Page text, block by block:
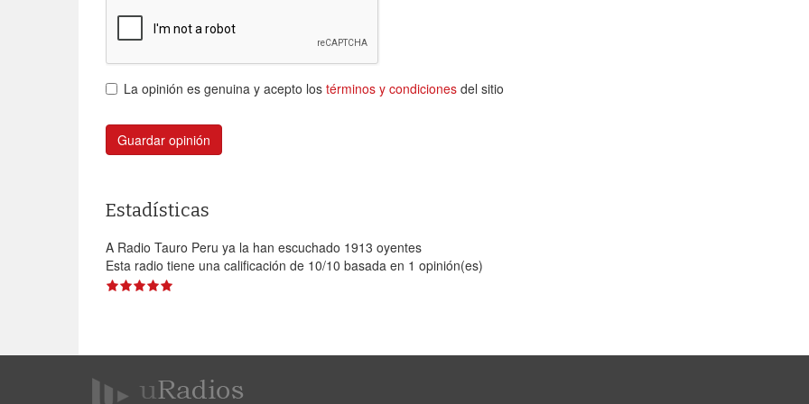
La opinión es genuina y acepto los términos y condiciones del sitio
Guardar opinión
Estadísticas
A Radio Tauro Peru ya la han escuchado 1913 oyentes
Esta radio tiene una calificación de 10/10 basada en 1 opinión(es)